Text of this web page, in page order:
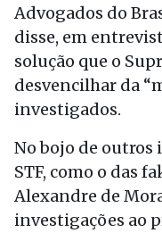
Advogados do
disse, em
solução que o
desvencilhar da
investigados.
No bojo de
STF, como o das
Alexandre de
investigações ao